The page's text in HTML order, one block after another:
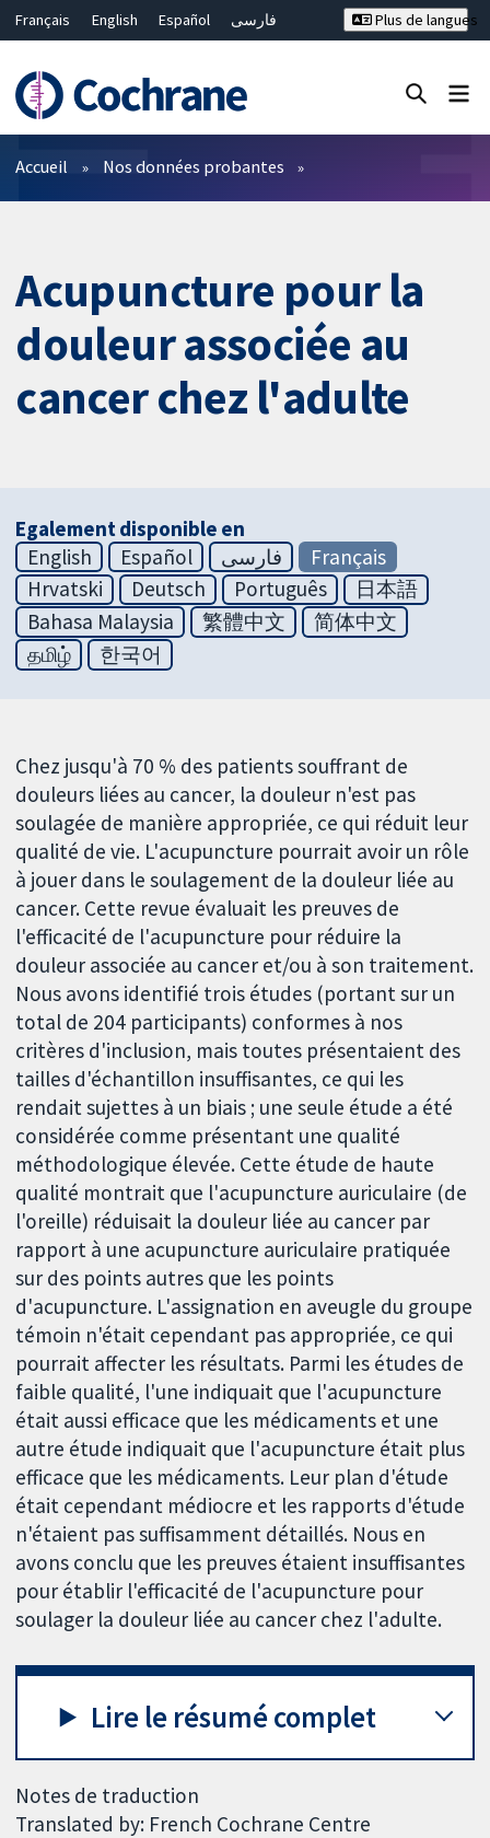
Français English Español
فارسی
Bahasa Malaysia
ไทย
繁體中文
简体中文
Plus de langues
Filtres
Accueil Nos données probantes
Acupuncture pour la
douleur associée au
cancer chez l'adulte
Egalement disponible en
English
Español فارسی
Français
Hrvatski
Deutsch Português
日本語
Bahasa Malaysia
繁體中文
简体中文
தமிழ்
한국어
Chez jusqu'à 70 % des patients souffrant de
douleurs liées au cancer, la douleur n'est pas
soulagée de manière appropriée, ce qui réduit leur
qualité de vie. L'acupuncture pourrait avoir un rôle
à jouer dans le soulagement de la douleur liée au
cancer. Cette revue évaluait les preuves de
l'efficacité de l'acupuncture pour réduire la
douleur associée au cancer et/ou à son traitement.
Nous avons identifié trois études (portant sur un
total de 204 participants) conformes à nos
critères d'inclusion, mais toutes présentaient des
tailles d'échantillon insuffisantes, ce qui les
rendait sujettes à un biais ; une seule étude a été
considérée comme présentant une qualité
méthodologique élevée. Cette étude de haute
qualité montrait que l'acupuncture auriculaire (de
l'oreille) réduisait la douleur liée au cancer par
rapport à une acupuncture auriculaire pratiquée
sur des points autres que les points
d'acupuncture. L'assignation en aveugle du groupe
témoin n'était cependant pas appropriée, ce qui
pourrait affecter les résultats. Parmi les études de
faible qualité, l'une indiquait que l'acupuncture
était aussi efficace que les médicaments et une
autre étude indiquait que l'acupuncture était plus
efficace que les médicaments. Leur plan d'étude
était cependant médiocre et les rapports d'étude
n'étaient pas suffisamment détaillés. Nous en
avons conclu que les preuves étaient insuffisantes
pour établir l'efficacité de l'acupuncture pour
soulager la douleur liée au cancer chez l'adulte.
Lire le résumé complet
Notes de traduction
Translated by: French Cochrane Centre